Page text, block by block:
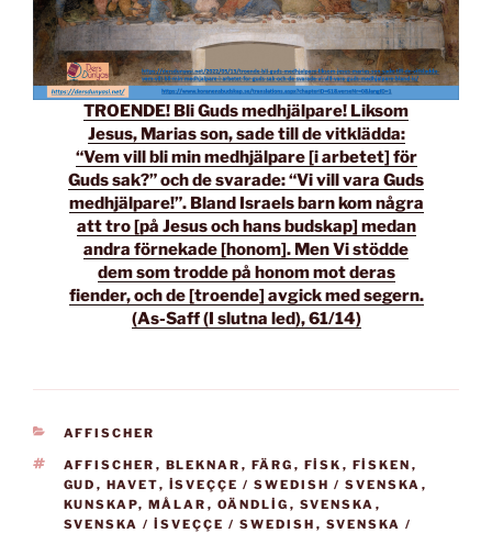
TROENDE! Bli Guds medhjälpare! Liksom
Jesus, Marias son, sade till de vitklädda:
“Vem vill bli min medhjälpare [i arbetet] för
Guds sak?” och de svarade: “Vi vill vara Guds
medhjälpare!”. Bland Israels barn kom några
att tro [på Jesus och hans budskap] medan
andra förnekade [honom]. Men Vi stödde
dem som trodde på honom mot deras
fiender, och de [troende] avgick med segern.
(As-Saff (I slutna led), 61/14)
KATEGORILER
AFFISCHER
ETIKETLER
AFFISCHER , BLEKNAR , FÄRG , FISK , FISKEN ,
GUD , HAVET, İSVEÇÇE / SWEDISH / SVENSKA ,
KUNSKAP, MÅLAR , OÄNDLIG , SVENSKA ,
SVENSKA / İSVEÇÇE / SWEDISH , SVENSKA /